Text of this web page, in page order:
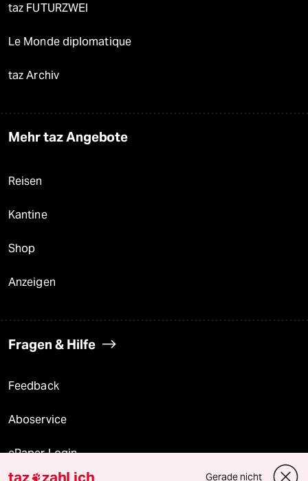
taz FUTURZWEI
Le Monde diplomatique
taz Archiv
Mehr taz Angebote
Reisen
Kantine
Shop
Anzeigen
Fragen & Hilfe
Feedback
Aboservice
ePaper Login
taz zahl ich Gerade nicht